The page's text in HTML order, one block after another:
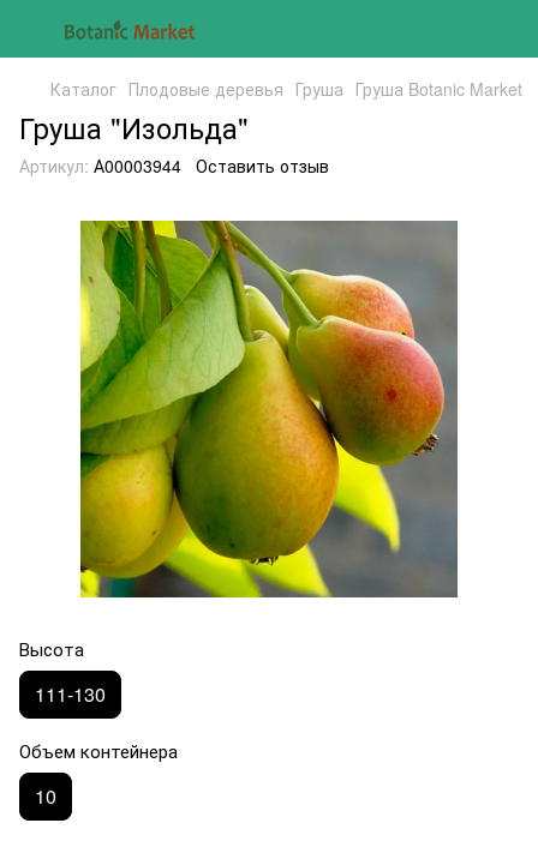
Каталог Плодовые деревья Груша Груша Botanic Market
Груша "Изольда"
Артикул: А00003944 Оставить отзыв
Высота
111-130
Объем контейнера
10